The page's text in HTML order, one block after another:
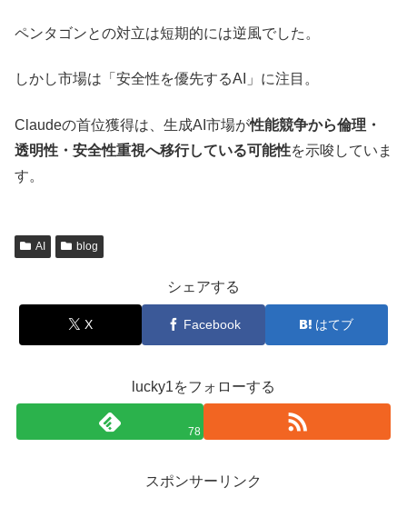
ペンタゴンとの対立は短期的には逆風でした。
しかし市場は「安全性を優先するAI」に注目。
Claudeの首位獲得は、生成AI市場が性能競争から倫理・
透明性・安全性重視へ移行している可能性を示唆していま
す。
AI blog
シェアする
X Facebook はてブ
lucky1をフォローする
78
スポンサーリンク